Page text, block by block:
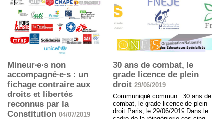
Mineur∙e∙s non
accompagné∙e∙s : un
fichage contraire aux
droits et libertés
reconnus par la
Constitution 04/07/2019
30 ans de combat, le
grade licence de plein
droit 29/06/2019
Communiqué commun : 30 ans de
combat, le grade licence de plein
droit Paris, le 29/06/2019 Dans le